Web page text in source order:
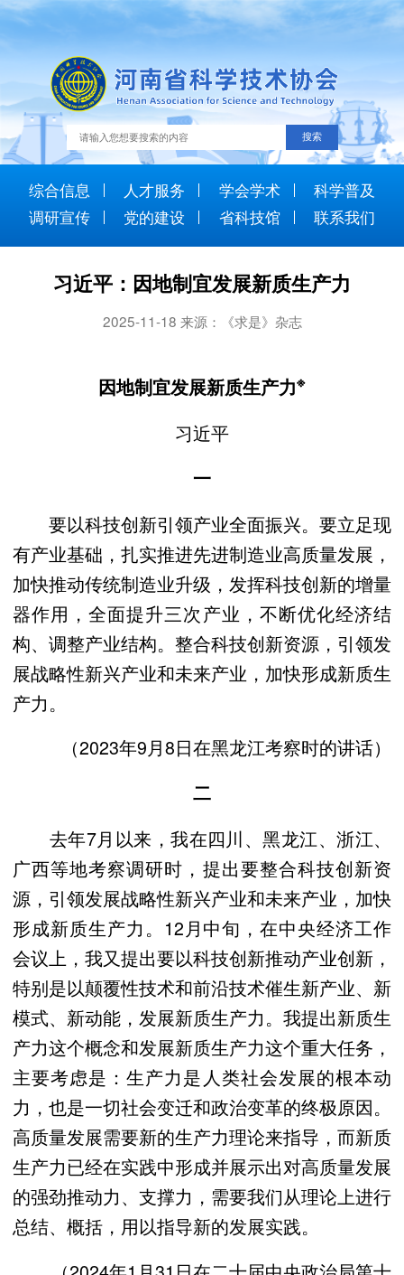
综合信息 人才服务 学会学术
科学普及
调研宣传
党的建设 省科技馆 联系我们
习近平：因地制宜发展新质生产力
2025-11-18 来源：《求是》杂志
因地制宜发展新质生产力※
习近平
一
要以科技创新引领产业全面振兴。要立足现
有产业基础，扎实推进先进制造业高质量发展，
加快推动传统制造业升级，发挥科技创新的增量
器作用，全面提升三次产业，不断优化经济结
构、调整产业结构。整合科技创新资源，引领发
展战略性新兴产业和未来产业，加快形成新质生
产力。
（2023年9月8日在黑龙江考察时的讲话）
二
去年7月以来，我在四川、黑龙江、浙江、
广西等地考察调研时，提出要整合科技创新资
源，引领发展战略性新兴产业和未来产业，加快
形成新质生产力。12月中旬，在中央经济工作
会议上，我又提出要以科技创新推动产业创新，
特别是以颠覆性技术和前沿技术催生新产业、新
模式、新动能，发展新质生产力。我提出新质生
产力这个概念和发展新质生产力这个重大任务，
主要考虑是：生产力是人类社会发展的根本动
力，也是一切社会变迁和政治变革的终极原因。
高质量发展需要新的生产力理论来指导，而新质
生产力已经在实践中形成并展示出对高质量发展
的强劲推动力、支撑力，需要我们从理论上进行
总结、概括，用以指导新的发展实践。